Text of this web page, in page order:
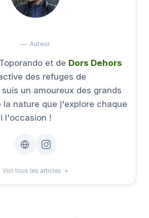
— Auteur
et de Dors Dehors
des refuges de
un amoureux des grands
la nature que j'explore chaque
l'occasion !
Voir tous les articles →